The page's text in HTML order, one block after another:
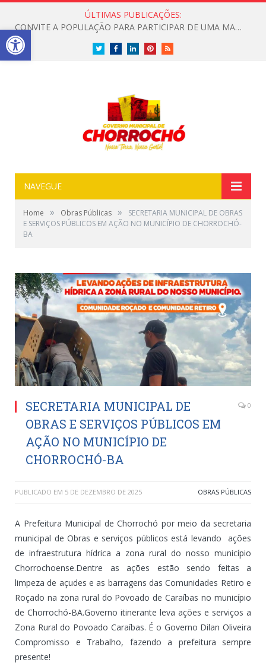
ÚLTIMAS PUBLICAÇÕES:
CONVITE A POPULAÇÃO PARA PARTICIPAR DE UMA MANHÃ ESPECIAL DEDICADA ASAÚDE
TwitterFacebookLinkedInPinterestRSS
NAVEGUE
Home » Obras Públicas »
SECRETARIA MUNICIPAL DE OBRAS
E SERVIÇOS PÚBLICOS EM AÇÃO NO MUNICÍPIO DE CHORROCHÓ-
BA
SECRETARIA MUNICIPAL DE
OBRAS E SERVIÇOS PÚBLICOS EM
AÇÃO NO MUNICÍPIO DE
CHORROCHÓ-BA
0
PUBLICADO EM 5 DE DEZEMBRO DE 2025 OBRAS PÚBLICAS
A Prefeitura Municipal de Chorrochó por meio da secretaria
municipal de Obras e serviços públicos está levando ações
de infraestrutura hídrica a zona rural do nosso município
Chorrochoense.Dentre as ações estão sendo feitas a
limpeza de açudes e as barragens das Comunidades Retiro e
Roçado na zona rural do Povoado de Caraíbas no município
de Chorrochó-BA.Governo itinerante leva ações e serviços a
Zona Rural do Povoado Caraíbas. É o Governo Dilan Oliveira
Compromisso e Trabalho, fazendo a prefeitura sempre
presente!
Open toolbar